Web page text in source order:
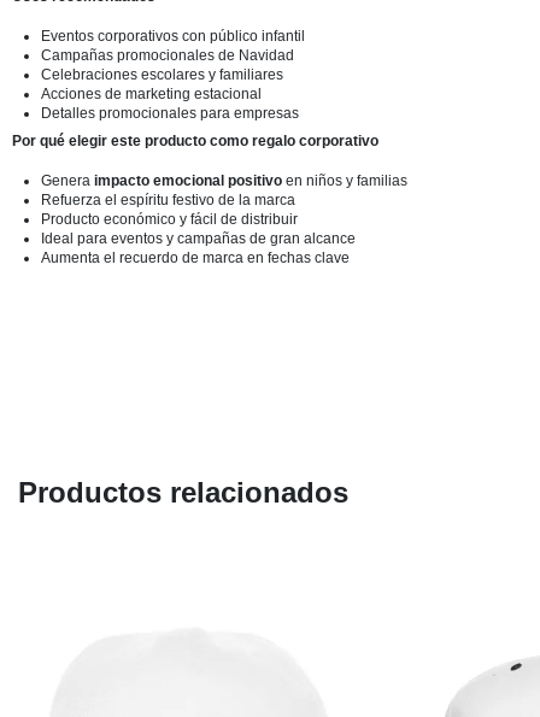
Eventos corporativos con público infantil
Campañas promocionales de Navidad
Celebraciones escolares y familiares
Acciones de marketing estacional
Detalles promocionales para empresas
Por qué elegir este producto como regalo corporativo
Genera impacto emocional positivo en niños y familias
Refuerza el espíritu festivo de la marca
Producto económico y fácil de distribuir
Ideal para eventos y campañas de gran alcance
Aumenta el recuerdo de marca en fechas clave
Productos relacionados